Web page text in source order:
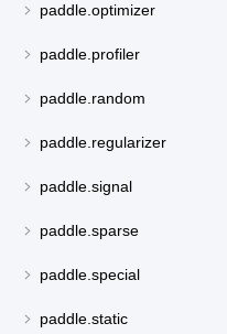
paddle.optimizer
paddle.profiler
paddle.random
paddle.regularizer
paddle.signal
paddle.sparse
paddle.special
paddle.static